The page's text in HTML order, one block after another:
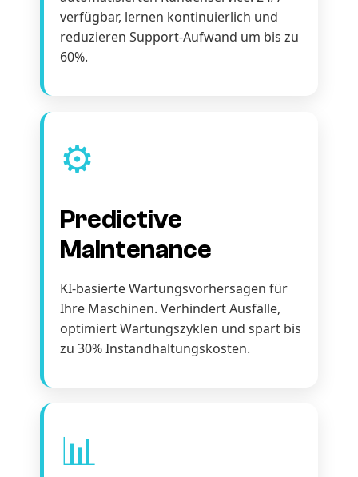
verfügbar, lernen kontinuierlich und
reduzieren Support-Aufwand um bis zu
60%.
⚙️
Predictive
Maintenance
KI-basierte Wartungsvorhersagen für
Ihre Maschinen. Verhindert Ausfälle,
optimiert Wartungszyklen und spart bis
zu 30% Instandhaltungskosten.
📊